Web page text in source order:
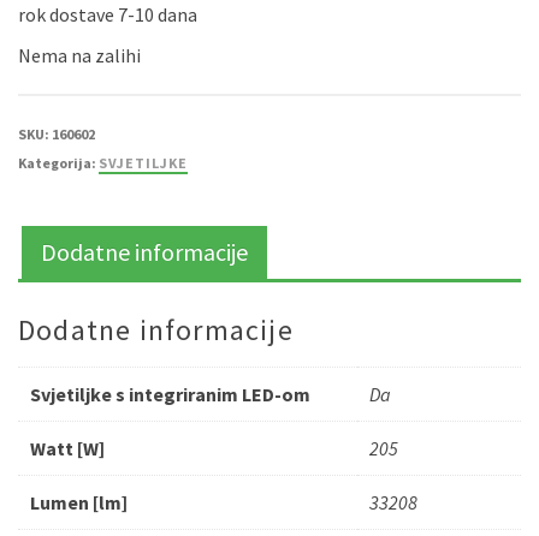
rok dostave 7-10 dana
Nema na zalihi
SKU: 160602
Kategorija: SVJETILJKE
Dodatne informacije
Dodatne informacije
Svjetiljke s integriranim LED-om Da
Watt [W] 205
Lumen [lm] 33208